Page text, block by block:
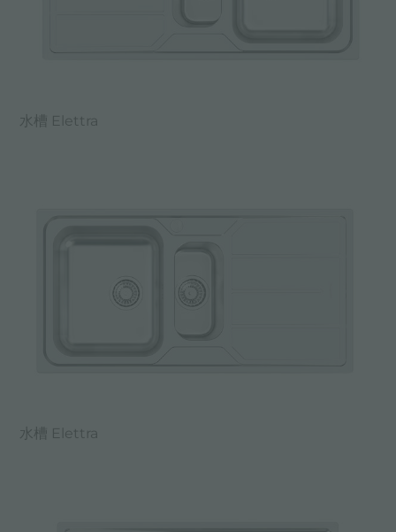
水槽 Elettra
水槽 Elettra